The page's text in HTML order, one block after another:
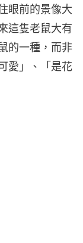
眼前的景像大
這隻老鼠大有
的一種，而非
愛」、「是花